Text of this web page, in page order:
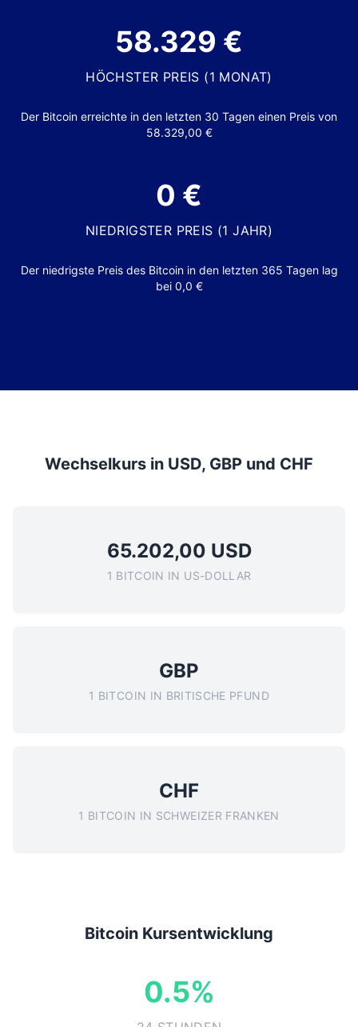
58.329 €
HÖCHSTER PREIS (1 MONAT)
Der Bitcoin erreichte in den letzten 30 Tagen einen Preis von
58.329,00 €
0 €
NIEDRIGSTER PREIS (1 JAHR)
Der niedrigste Preis des Bitcoin in den letzten 365 Tagen lag
bei 0,0 €
Wechselkurs in USD, GBP und CHF
65.202,00 USD
1 BITCOIN IN US-DOLLAR
GBP
1 BITCOIN IN BRITISCHE PFUND
CHF
1 BITCOIN IN SCHWEIZER FRANKEN
Bitcoin Kursentwicklung
0.5%